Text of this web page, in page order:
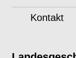
Kontakt